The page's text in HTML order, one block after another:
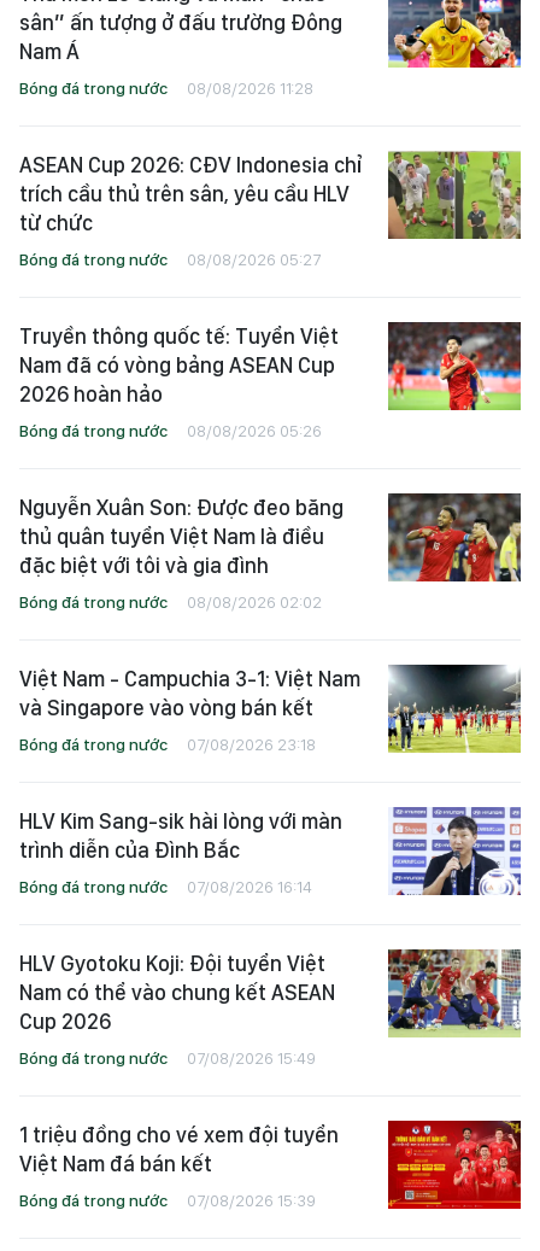
sân” ấn tượng ở đấu trường Đông
Nam Á
Bóng đá trong nước 08/08/2026 11:28
ASEAN Cup 2026: CĐV Indonesia chỉ
trích cầu thủ trên sân, yêu cầu HLV
từ chức
Bóng đá trong nước 08/08/2026 05:27
Truyền thông quốc tế: Tuyển Việt
Nam đã có vòng bảng ASEAN Cup
2026 hoàn hảo
Bóng đá trong nước 08/08/2026 05:26
Nguyễn Xuân Son: Được đeo băng
thủ quân tuyển Việt Nam là điều
đặc biệt với tôi và gia đình
Bóng đá trong nước 08/08/2026 02:02
Việt Nam - Campuchia 3-1: Việt Nam
và Singapore vào vòng bán kết
Bóng đá trong nước 07/08/2026 23:18
HLV Kim Sang-sik hài lòng với màn
trình diễn của Đình Bắc
Bóng đá trong nước 07/08/2026 16:14
HLV Gyotoku Koji: Đội tuyển Việt
Nam có thể vào chung kết ASEAN
Cup 2026
Bóng đá trong nước 07/08/2026 15:49
1 triệu đồng cho vé xem đội tuyển
Việt Nam đá bán kết
Bóng đá trong nước 07/08/2026 15:39